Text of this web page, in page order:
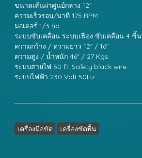
ขนาดเส้นผ่าศูนย์กลาง 12"
ความเร็วรอบ/นาที 175 RPM
มอเตอร์ 1/3 hp
ระบบขับเคลื่อน ระบบเฟือง ขับเคลื่อน 4 ชิ้น
ความกว้าง / ความยาว 12" / 16"
ความสูง / น้ำหนัก 46" / 27 Kgs.
ระบบสายไฟ 50 ft. Safety black wire
ระบบไฟฟ้า 230 Volt 50Hz
เครื่องมือขัด เครื่องขัดพื้น